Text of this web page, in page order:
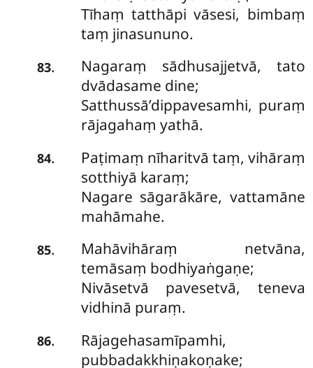
Tīhaṃ tatthāpi vāsesi, bimbaṃ
taṃ jinasununo.
83.
Nagaraṃ sādhusajjetvā, tato
dvādasame dine;
Satthussā’dippavesamhi, puraṃ
rājagahaṃ yathā.
84.
Paṭimaṃ nīharitvā taṃ, vihāraṃ
sotthiyā karaṃ;
Nagare sāgarākāre, vattamāne
mahāmahe.
85.
Mahāvihāraṃ netvāna,
temāsaṃ bodhiyaṅgaṇe;
Nivāsetvā pavesetvā, teneva
vidhinā puraṃ.
86.
Rājagehasamīpamhi,
pubbadakkhiṇakoṇake;